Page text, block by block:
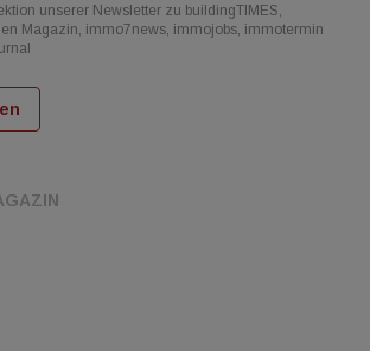
unserer Newsletter zu buildingTIMES,
Magazin, immo7news, immojobs, immotermin